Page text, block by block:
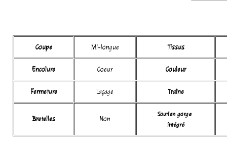
Coupe Mi-longue Tissus
Encolure Coeur Couleur
Fermeture Laçage Traîne
Bretelles Non
Soutien gorge
intégré